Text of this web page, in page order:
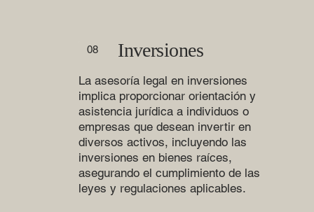
08 Inversiones
La asesoría legal en inversiones
implica proporcionar orientación y
asistencia jurídica a individuos o
empresas que desean invertir en
diversos activos, incluyendo las
inversiones en bienes raíces,
asegurando el cumplimiento de las
leyes y regulaciones aplicables.